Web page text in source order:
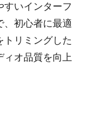
すいインターフ
、初心者に最適
トリミングした
ィオ品質を向上